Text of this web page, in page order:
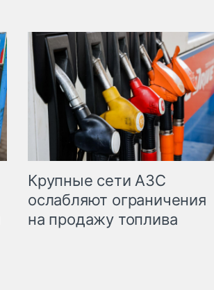
Крупные сети АЗС
ослабляют ограничения
на продажу топлива